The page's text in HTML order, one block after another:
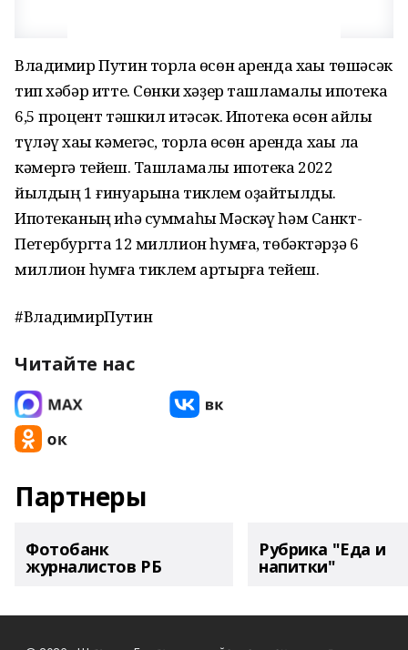
Владимир Путин торлаҡ өсөн аренда хаҡы төшәсәк
тип хәбәр итте. Сөнки хәҙер ташламалы ипотека
6,5 процент тәшкил итәсәк. Ипотека өсөн айлыҡ
түләү хаҡы кәмегәс, торлаҡ өсөн аренда хаҡы ла
кәмергә тейеш. Ташламалы ипотека 2022
йылдың 1 ғинуарына тиклем оҙайтылды.
Ипотеканың иһә суммаһы Мәскәү һәм Санкт-
Петербургта 12 миллион һумға, төбәктәрҙә 6
миллион һумға тиклем артырға тейеш.
#ВладимирПутин
Читайте нас
Партнеры
Фотобанк
журналистов РБ
Рубрика "Еда и
напитки"